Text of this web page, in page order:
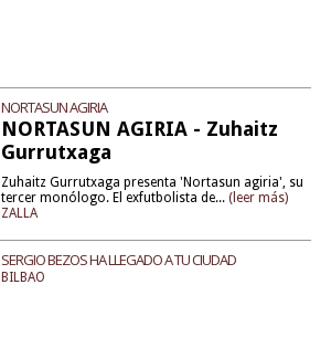
NORTASUN AGIRIA
NORTASUN AGIRIA - Zuhaitz
Gurrutxaga
Zuhaitz Gurrutxaga presenta 'Nortasun agiria', su
tercer monólogo. El exfutbolista de... (leer más)
ZALLA
SERGIO BEZOS HA LLEGADO A TU CIUDAD
BILBAO